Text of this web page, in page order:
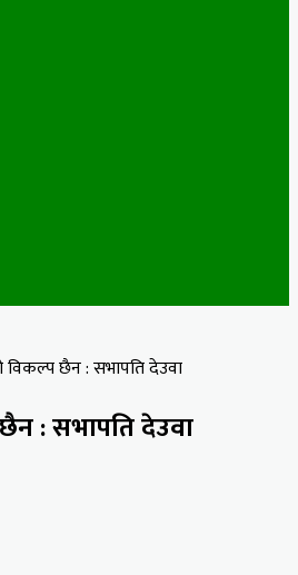
विकल्प छैन : सभापति देउवा
: सभापति देउवा